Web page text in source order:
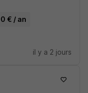
€ / an
il y a 2 jours